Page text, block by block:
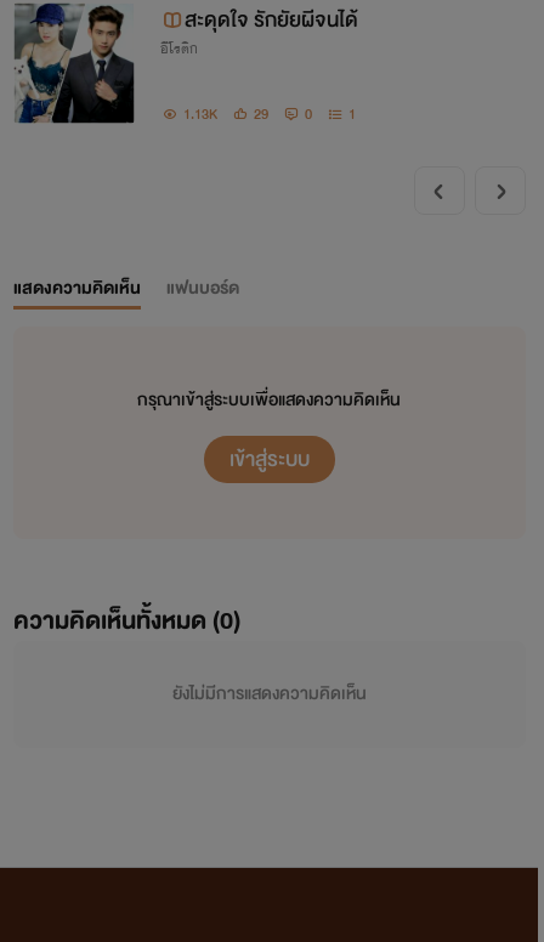
สะดุดใจ รักยัยผีจนได้
อีโรติก
1.13K 29 0 1
แสดงความคิดเห็น แฟนบอร์ด
กรุณาเข้าสู่ระบบเพื่อแสดงความคิดเห็น
เข้าสู่ระบบ
ความคิดเห็นทั้งหมด (0)
ยังไม่มีการแสดงความคิดเห็น